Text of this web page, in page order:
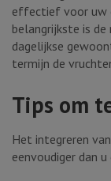
effectief voor uw
belangrijkste is
dagelijkse
termijn de
Tips om
Het integreren
eenvoudiger dan